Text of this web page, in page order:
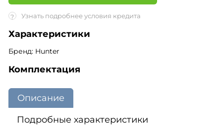
? Узнать подробнее условия кредита
Характеристики
Бренд: Hunter
Комплектация
Описание
Подробные характеристики